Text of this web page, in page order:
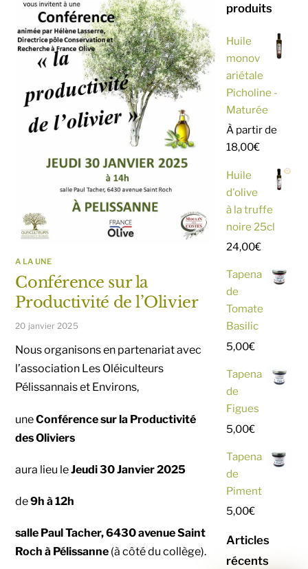
A LA UNE
Conférence sur la
Productivité de l’Olivier
20 janvier 2025
Nous organisons en partenariat avec
l’association Les Oléiculteurs
Pélissannais et Environs,
uneConférence sur la Productivité
des Oliviers
aura lieu leJeudi 30 Janvier 2025
de9h à 12h
salle Paul Tacher, 6430 avenue Saint
Roch à Pélissanne (à côté du collège).
produits
Huile
monov
ariétale
Picholine -
Maturée
À partir de
18,00€
Huile
d'olive
à la truffe
noire 25cl
24,00€
Tapena
de
Tomate
Basilic
5,00€
Tapena
de
Figues
5,00€
Tapena
de
Piment
5,00€
Articles
récents